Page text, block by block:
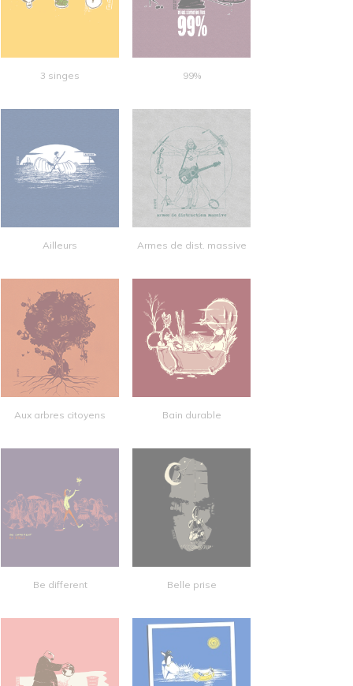
3 singes 99%
Ailleurs Armes de dist. massive
Aux arbres citoyens Bain durable
Be different Belle prise